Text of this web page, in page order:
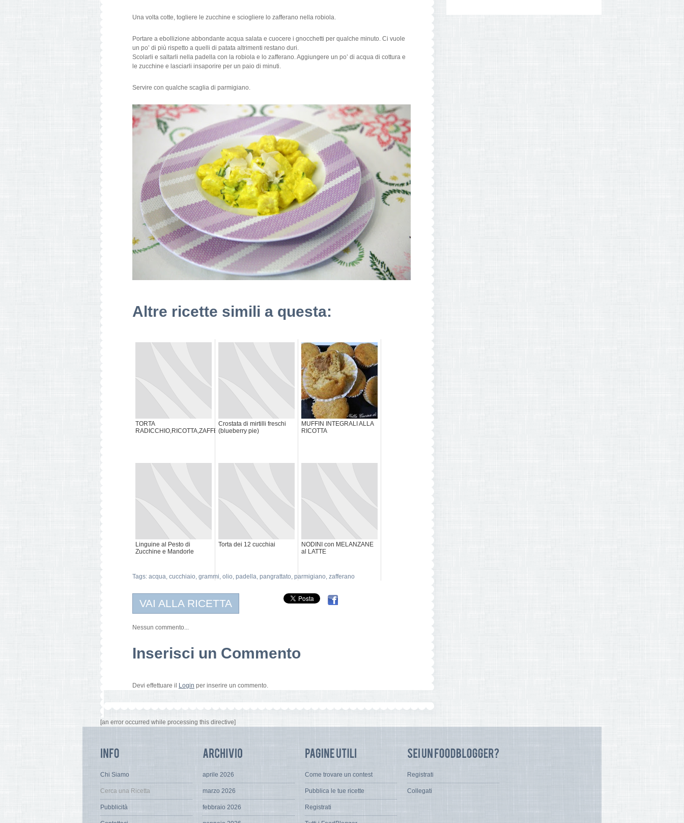
Una volta cotte, togliere le zucchine e sciogliere lo zafferano nella robiola.
Portare a ebollizione abbondante acqua salata e cuocere i gnocchetti per qualche minuto. Ci vuole
un po’ di più rispetto a quelli di patata altrimenti restano duri.
Scolarli e saltarli nella padella con la robiola e lo zafferano. Aggiungere un po’ di acqua di cottura e
le zucchine e lasciarli insaporire per un paio di minuti.
Servire con qualche scaglia di parmigiano.
Altre ricette simili a questa:
TORTA
RADICCHIO,RICOTTA,ZAFFERANO
Crostata di mirtilli freschi
(blueberry pie)
MUFFIN INTEGRALI ALLA
RICOTTA
Linguine al Pesto di
Zucchine e Mandorle
Torta dei 12 cucchiai
NODINI con MELANZANE
al LATTE
Tags: acqua, cucchiaio, grammi, olio, padella, pangrattato, parmigiano, zafferano
VAI ALLA RICETTA
Nessun commento...
Inserisci un Commento
Devi effettuare il Login per inserire un commento.
[an error occurred while processing this directive]
Chi Siamo
Cerca una Ricetta
Pubblicità
aprile 2026
marzo 2026
febbraio 2026
Come trovare un contest
Pubblica le tue ricette
Registrati
Registrati
Collegati